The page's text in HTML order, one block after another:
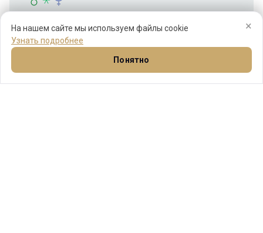
×
На нашем сайте мы используем файлы cookie
Узнать подробнее
Понятно
Секстиль Хирон - Хирон